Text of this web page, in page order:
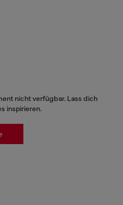
nicht verfügbar. Lass dich
inspirieren.